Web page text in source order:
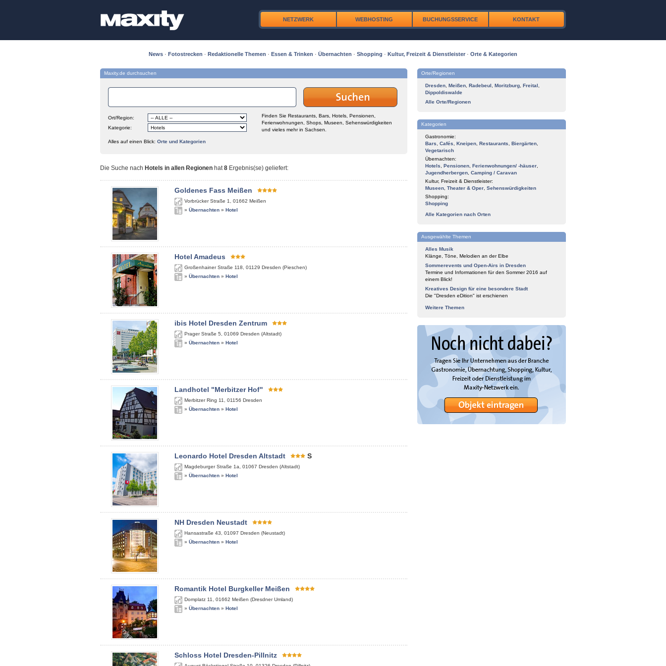
NETZWERK WEBHOSTING BUCHUNGSSERVICE KONTAKT
News · Fotostrecken · Redaktionelle Themen · Essen & Trinken · Übernachten · Shopping · Kultur, Freizeit & Dienstleister · Orte & Kategorien
Maxity.de durchsuchen
Ort/Region:
Kategorie:
Finden Sie Restaurants, Bars, Hotels, Pensionen,
Ferienwohnungen, Shops, Museen, Sehenswürdigkeiten
und vieles mehr in Sachsen.
Alles auf einen Blick: Orte und Kategorien
Die Suche nach Hotels in allen Regionen hat8 Ergebnis(se) geliefert:
Goldenes Fass Meißen
Vorbrücker Straße 1 01662 Meißen
» Übernachten » Hotel
Hotel Amadeus
Großenhainer Straße 118 01129 Dresden (Pieschen)
» Übernachten » Hotel
ibis Hotel Dresden Zentrum
Prager Straße 5 01069 Dresden (Altstadt)
» Übernachten » Hotel
Landhotel "Merbitzer Hof"
Merbitzer Ring 11 01156 Dresden
» Übernachten » Hotel
Leonardo Hotel Dresden Altstadt S
Magdeburger Straße 1a 01067 Dresden (Altstadt)
» Übernachten » Hotel
NH Dresden Neustadt
Hansastraße 43 01097 Dresden (Neustadt)
» Übernachten » Hotel
Romantik Hotel Burgkeller Meißen
Domplatz 11 01662 Meißen (Dresdner Umland)
» Übernachten » Hotel
Schloss Hotel Dresden-Pillnitz
Orte/Regionen
Dresden Meißen Radebeul Moritzburg Freital
Dippoldiswalde
Alle Orte/Regionen
Kategorien
Gastronomie:
Bars
Cafés Kneipen Restaurants Biergärten
Vegetarisch
Übernachten:
Hotels
Pensionen Ferienwohnungen/ -häuser
Jugendherbergen Camping / Caravan
Kultur, Freizeit & Dienstleister:
Museen Theater & Oper Sehenswürdigkeiten
Shopping:
Shopping
Alle Kategorien nach Orten
Ausgewählte Themen
Alles Musik
Klänge, Töne, Melodien an der Elbe
Sommerevents und Open-Airs in Dresden
Termine und Informationen für den Sommer 2016 auf
einem Blick!
Kreatives Design für eine besondere Stadt
Die "Dresden eDition" ist erschienen
Weitere Themen